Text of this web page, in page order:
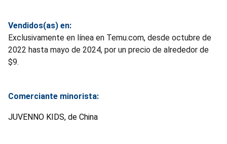
Vendidos(as) en:
Exclusivamente en línea en Temu.com, desde octubre de
2022 hasta mayo de 2024, por un precio de alrededor de
$9.
Comerciante minorista:
JUVENNO KIDS, de China